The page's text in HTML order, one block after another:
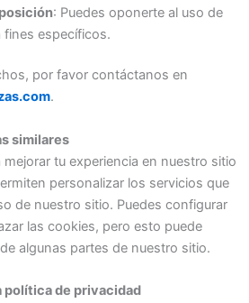
: Puedes oponerte al uso de
específicos.
por favor contáctanos en
.
similares
tu experiencia en nuestro sitio
personalizar los servicios que
de nuestro sitio. Puedes configurar
las cookies, pero esto puede
algunas partes de nuestro sitio.
política de privacidad